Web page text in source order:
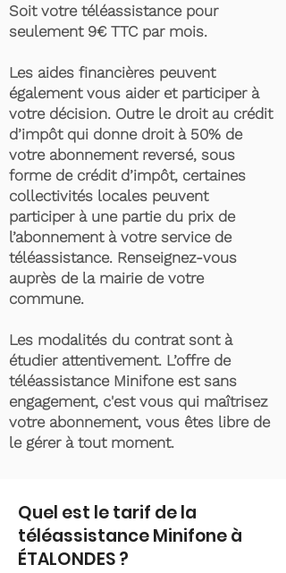
Soit votre téléassistance pour
seulement 9€ TTC par mois.
Les aides financières peuvent
également vous aider et participer à
votre décision. Outre le droit au crédit
d’impôt qui donne droit à 50% de
votre abonnement reversé, sous
forme de crédit d’impôt, certaines
collectivités locales peuvent
participer à une partie du prix de
l’abonnement à votre service de
téléassistance. Renseignez-vous
auprès de la mairie de votre
commune.
Les modalités du contrat sont à
étudier attentivement. L’offre de
téléassistance Minifone est sans
engagement, c'est vous qui maîtrisez
votre abonnement, vous êtes libre de
le gérer à tout moment.
Quel est le tarif de la
téléassistance Minifone à
ÉTALONDES ?